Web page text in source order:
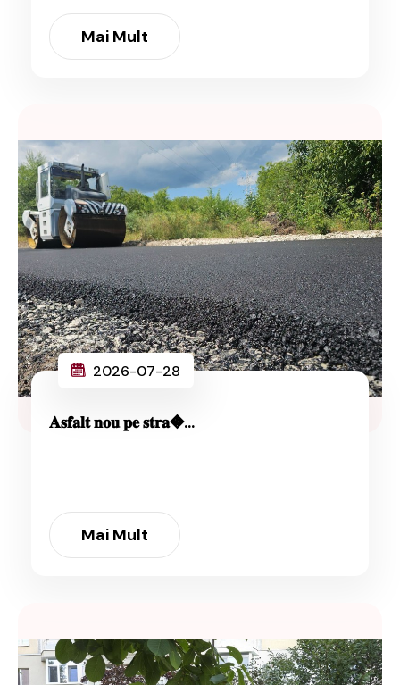
Mai Mult
2026-07-28
𝐀𝐬𝐟𝐚𝐥𝐭 𝐧𝐨𝐮 𝐩𝐞 𝐬𝐭𝐫𝐚�...
Mai Mult